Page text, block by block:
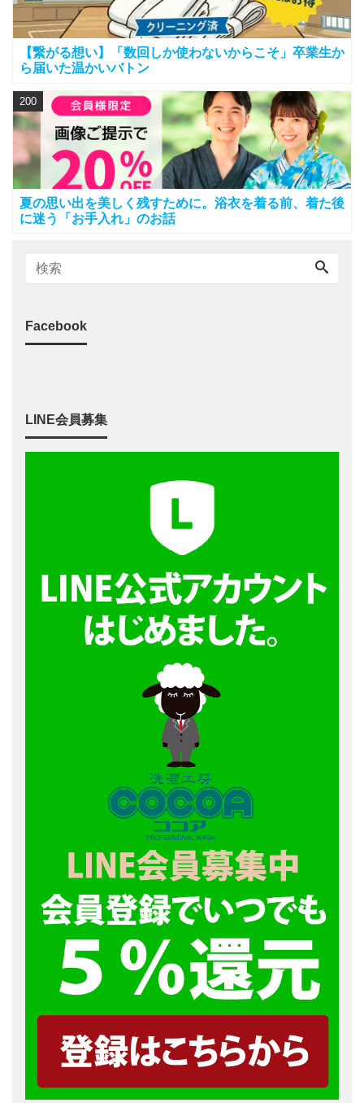
【繋がる想い】「数回しか使わないからこそ」卒業生か
ら届いた温かいバトン
夏の思い出を美しく残すために。浴衣を着る前、着た後
に迷う「お手入れ」のお話
200
Facebook
LINE会員募集